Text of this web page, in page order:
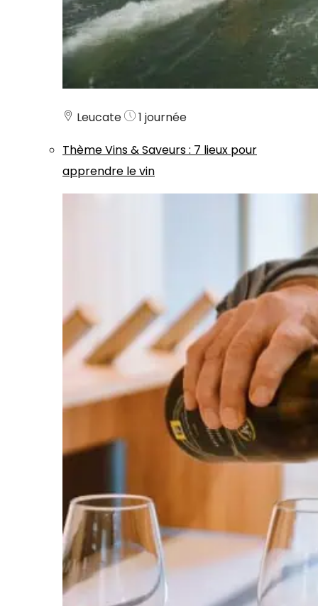
Leucate
1 journée
ThèmeVins & Saveurs: 7 lieux pour
apprendre le vin